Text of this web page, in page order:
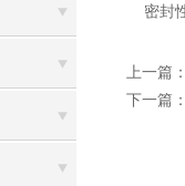
密封
上一篇
下一篇